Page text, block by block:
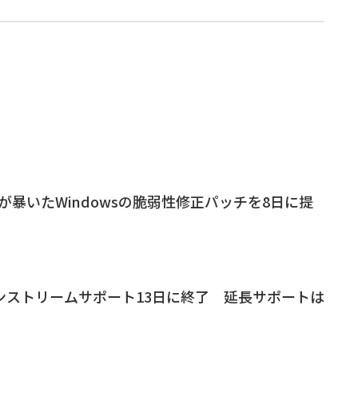
暴いたWindowsの脆弱性修正パッチを8日に提
トリームサポート13日に終了 延長サポートは